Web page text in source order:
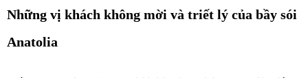
Những vị khách không mời và triết lý của bầy sói
Anatolia